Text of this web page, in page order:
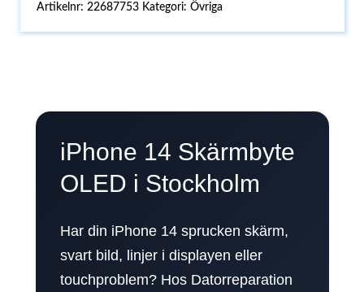
Artikelnr:22687753 Kategori:Övriga
iPhone 14 Skärmbyte
OLED i Stockholm
Har din iPhone 14 sprucken skärm,
svart bild, linjer i displayen eller
touchproblem? Hos Datorreparation